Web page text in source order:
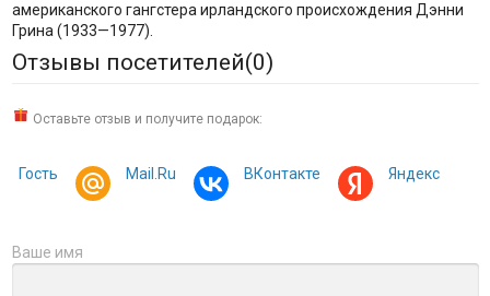
американского гангстера ирландского происхождения Дэнни
Грина (1933—1977).
Отзывы посетителей(0)
Оставьте отзыв и получите подарок:
Гость Mail.Ru ВКонтакте Яндекс
Ваше имя